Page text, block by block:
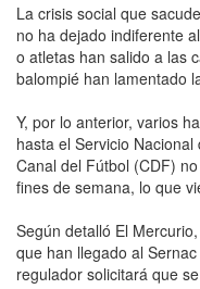
La crisis social que
no ha dejado indiferente
o atletas han salido a las
balompié han lamentado
Y, por lo anterior, varios
hasta el Servicio
Canal del Fútbol (CDF)
fines de semana, lo que
Según detalló El
que han llegado al
regulador solicitará que